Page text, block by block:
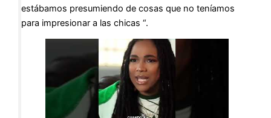
estábamos presumiendo de cosas que no teníamos
para impresionar a las chicas “.